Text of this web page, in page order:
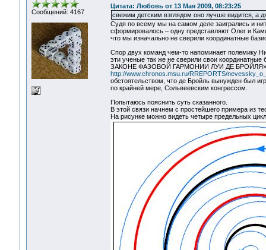
Сообщений: 4167
Цитата: Любовь от 13 Мая 2009, 08:23:25
свежим детским взглядом оно лучше видится, а
Судя по всему мы на самом деле заигрались и
сформировалось – одну представляют Олег и
что мы изначально не сверили координатные
Спор двух команд чем-то напоминает полемику
эти ученые так же не сверили свои
ЗАКОНЕ ФАЗОВОЙ ГАРМОНИИ ЛУИ ДЕ БРОЙЛЯ»,
http://www.chronos.msu.ru/RREPORTS/
обстоятельством, что де Бройль вынужден был
по крайней мере, Сольвеевским конгрессом.
Попытаюсь пояснить суть сказанного.
В этой связи начнем с простейшего примера из
На рисунке можно видеть четыре предельных